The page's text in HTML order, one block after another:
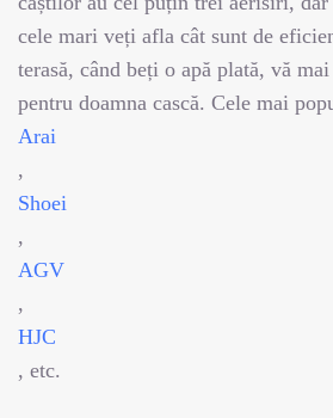
cele mari veți afla cât sunt de
terasă, când beți o apă plată, vă
pentru doamna cască. Cele mai
Arai
,
Shoei
,
AGV
,
HJC
, etc.